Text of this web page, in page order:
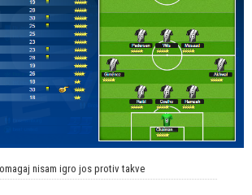
nisam igro jos protiv takve